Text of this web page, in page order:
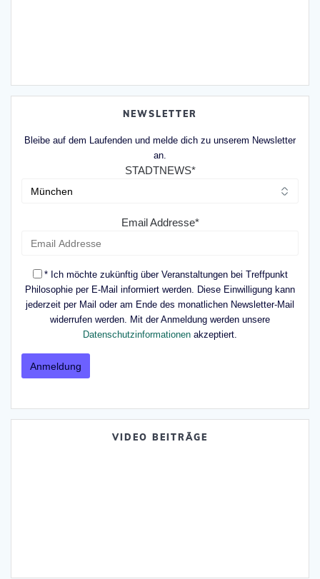
NEWSLETTER
Bleibe auf dem Laufenden und melde dich zu unserem Newsletter
an.
STADTNEWS*
Email Addresse*
* Ich möchte zukünftig über Veranstaltungen bei Treffpunkt
Philosophie per E-Mail informiert werden. Diese Einwilligung kann
jederzeit per Mail oder am Ende des monatlichen Newsletter-Mail
widerrufen werden. Mit der Anmeldung werden unsere
Datenschutzinformationen akzeptiert.
VIDEO BEITRÄGE